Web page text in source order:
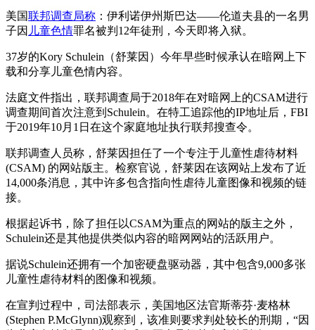
美国联邦调查局称 ：伊利诺伊州斯巴达——伦道夫县的一名男
子因 儿童色情罪名被判12年徒刑，今天即将入狱。
37岁的Kory Schulein（舒莱因）今年早些时候承认在暗网上下
载和分享儿童色情内容。
法庭文件指出，联邦调查局于2018年在对暗网上的CSAM进行
调查期间首次注意到Schulein。在特工追踪他的IP地址后，FBI
于2019年10月1日在这个家庭地址执行联邦搜查令。
联邦调查人员称，舒莱因担任了一个专注于儿童性虐待材料
(CSAM) 的网站版主。检察官说，舒莱因在该网站上发布了近
14,000条消息，其中许多包含指向性虐待儿童图像和视频的链
接。
根据起诉书，除了担任以CSAM为重点的网站的版主之外，
Schulein还是其他提供类似内容的暗网网站的活跃用户。
据说Schulein还拥有一个加密硬盘驱动器，其中包含9,000多张
儿童性虐待材料的图像和视频。
在宣判过程中，司法部表示，美国地区法官斯蒂芬·麦格林
(Stephen P.McGlynn)观察到，该准则要求判处较长的刑期，“因